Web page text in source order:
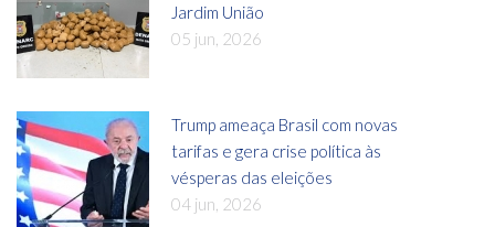
Jardim União
05 jun, 2026
Trump ameaça Brasil com novas
tarifas e gera crise política às
vésperas das eleições
04 jun, 2026